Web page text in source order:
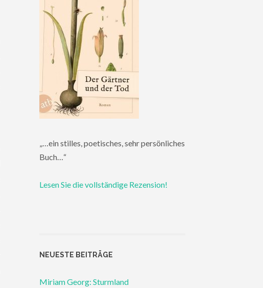
„…ein stilles, poetisches, sehr persönliches
Buch…“
Lesen Sie die vollständige Rezension!
NEUESTE BEITRÄGE
Miriam Georg: Sturmland